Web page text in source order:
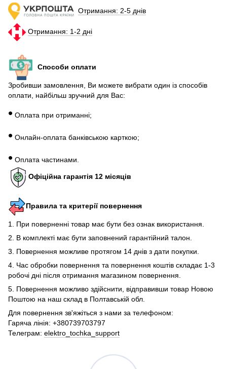
Отримання: 2-5 днів
Отримання: 1-2 дні
Способи оплати
Зробивши замовлення, Ви можете вибрати один із способів
оплати, найбільш зручний для Вас:
• Оплата при отриманні;
• Онлайн-оплата банківською карткою;
• Оплата частинами.
Офіційна гарантія 12 місяців
Правила та критерії повернення
1. При поверненні товар має бути без ознак використання.
2. В комплекті має бути заповнений гарантійний талон.
3. Повернення можливе протягом 14 днів з дати покупки.
4. Час обробки повернення та повернення коштів складає 1-3
робочі дні після отримання магазином повернення.
5. Повернення можливо здійснити, відправивши товар Новою
Поштою на наш склад в Полтавській обл.
Для повернення зв'яжіться з нами за телефоном:
Гаряча лінія: +380739703797
Телеграм: elektro_tochka_support